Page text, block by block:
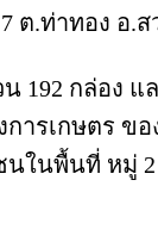
ต.ท่าทอง อ.
192 กล่อง แ
ารเกษตร ข
ในพื้นที่ หมู่